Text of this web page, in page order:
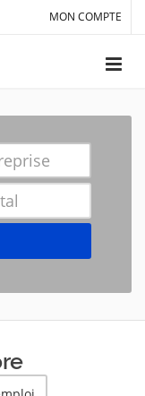
MON COMPTE